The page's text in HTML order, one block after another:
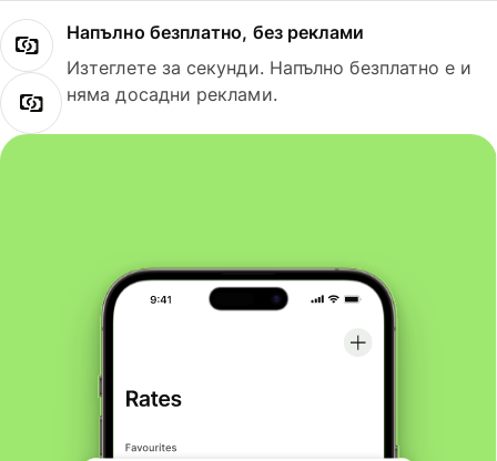
Напълно безплатно, без реклами
Изтеглете за секунди. Напълно безплатно е и
няма досадни реклами.